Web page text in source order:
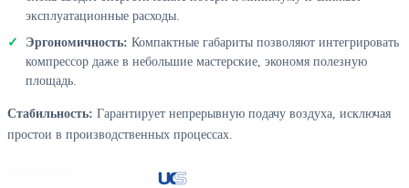
эксплуатационные расходы.
Эргономичность: Компактные габариты позволяют интегрировать
компрессор даже в небольшие мастерские, экономя полезную
площадь.
Стабильность: Гарантирует непрерывную подачу воздуха, исключая
простои в производственных процессах.